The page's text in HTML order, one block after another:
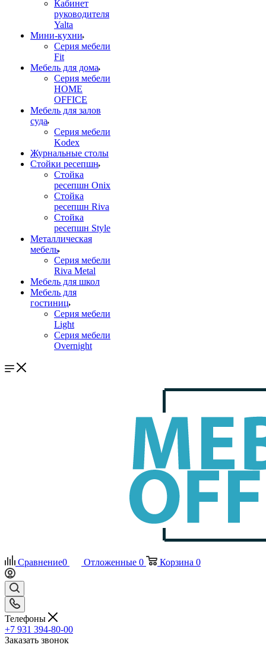
Кабинет
руководителя
Yalta
Мини-кухни
Серия мебели
Fit
Мебель для дома
Серия мебели
HOME
OFFICE
Мебель для залов
суда
Серия мебели
Kodex
Журнальные столы
Стойки ресепшн
Стойка
ресепшн Onix
Стойка
ресепшн Riva
Стойка
ресепшн Style
Металлическая
мебель
Серия мебели
Riva Metal
Мебель для школ
Мебель для
гостиниц
Серия мебели
Light
Серия мебели
Overnight
Сравнение0 Отложенные 0 Корзина 0
Телефоны
+7 931 394-80-00
Заказать звонок